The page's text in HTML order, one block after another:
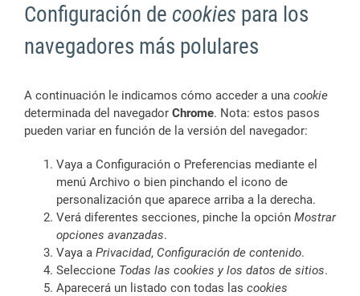
Configuración de cookies para los
navegadores más polulares
A continuación le indicamos cómo acceder a una cookie
determinada del navegador Chrome. Nota: estos pasos
pueden variar en función de la versión del navegador:
Vaya a Configuración o Preferencias mediante el
menú Archivo o bien pinchando el icono de
personalización que aparece arriba a la derecha.
Verá diferentes secciones, pinche la opción Mostrar
opciones avanzadas.
Vaya a Privacidad, Configuración de contenido.
Seleccione Todas las cookies y los datos de sitios.
Aparecerá un listado con todas las cookies